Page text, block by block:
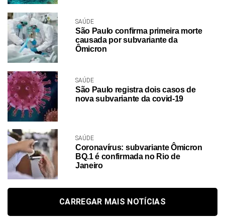
SAÚDE
São Paulo confirma primeira morte
causada por subvariante da
Ômicron
SAÚDE
São Paulo registra dois casos de
nova subvariante da covid-19
SAÚDE
Coronavírus: subvariante Ômicron
BQ.1 é confirmada no Rio de
Janeiro
CARREGAR MAIS NOTÍCIAS